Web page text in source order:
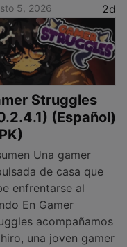
5, 2026 2d
Struggles
(Español)
Una gamer
de casa que
enfrentarse al
En Gamer
acompañamos
una joven gamer